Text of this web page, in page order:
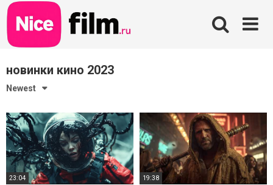
Skip
to
content
новинки кино 2023
Newest
23:04 19:38